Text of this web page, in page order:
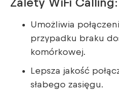
Zalety WiFi Calling:
Umożliwia
przypadku braku
komórkowej.
Lepsza jakość
słabego zasięgu.